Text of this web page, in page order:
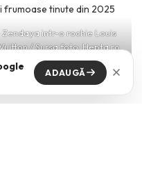
Zendaya intr-o rochie Louis
/ Sursa foto: Hepta.ro
ADAUGĂ